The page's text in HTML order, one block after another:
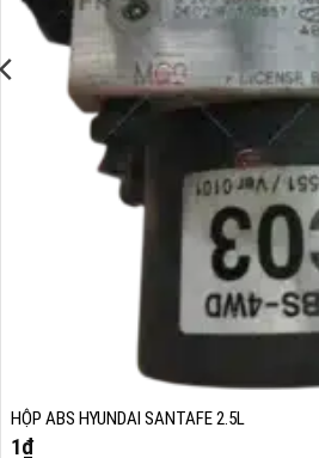
HỘP ABS HYUNDAI SANTAFE 2.5L
1₫